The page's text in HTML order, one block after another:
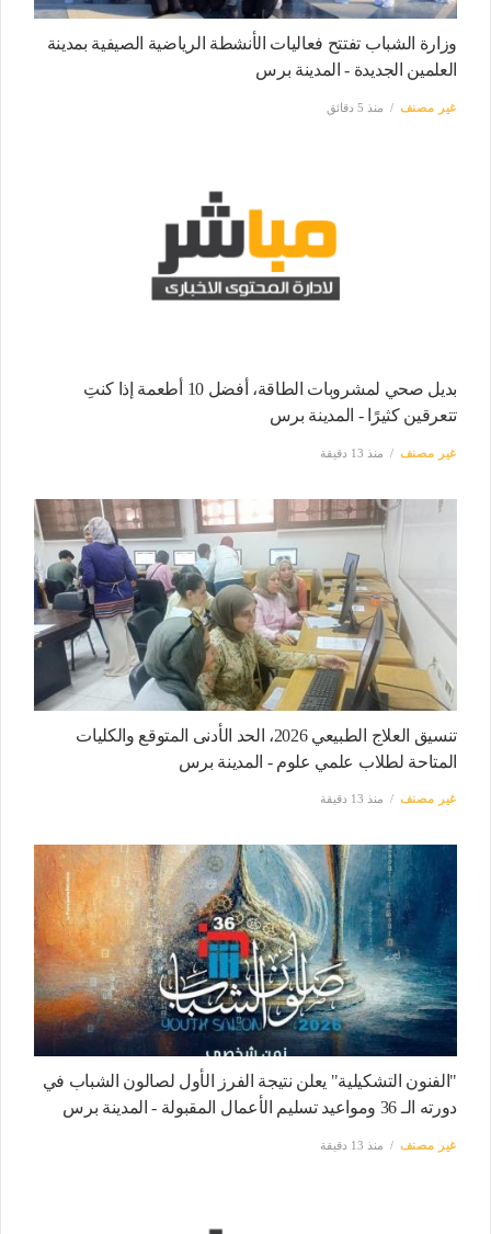
وزارة الشباب تفتتح فعاليات الأنشطة الرياضية الصيفية بمدينة
العلمين الجديدة - المدينة برس
غير مصنف منذ 5 دقائق
بديل صحي لمشروبات الطاقة، أفضل 10 أطعمة إذا كنتِ
تتعرقين كثيرًا - المدينة برس
غير مصنف منذ 13 دقيقة
تنسيق العلاج الطبيعي 2026، الحد الأدنى المتوقع والكليات
المتاحة لطلاب علمي علوم - المدينة برس
غير مصنف منذ 13 دقيقة
"الفنون التشكيلية" يعلن نتيجة الفرز الأول لصالون الشباب في
دورته الـ 36 ومواعيد تسليم الأعمال المقبولة - المدينة برس
غير مصنف منذ 13 دقيقة